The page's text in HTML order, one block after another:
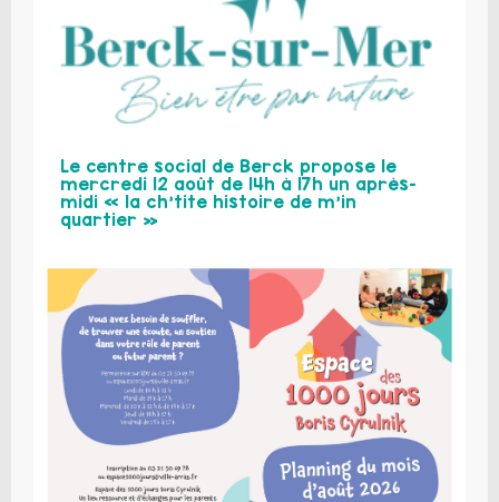
Le centre social de Berck propose le
mercredi 12 août de 14h à 17h un après-
midi « la ch’tite histoire de m’in
quartier »